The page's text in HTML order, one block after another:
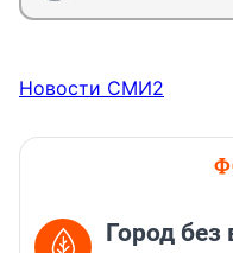
Новости СМИ2
Город без